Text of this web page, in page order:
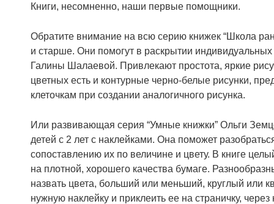
Книги, несомненно, наши первые помощники.
Обратите внимание на всю серию книжек “Школа
и старше. Они помогут в раскрытии
Галины Шалаевой. Привлекают простота, яркие
цветных есть и контурные черно-белые рисунки,
клеточкам при создании аналогичного рисунка.
Или развивающая серия “Умные книжки” Ольги
детей с 2 лет с наклейками. Она поможет
сопоставлению их по величине и цвету. В книге
на плотной, хорошего качества бумаге.
назвать цвета, больший или меньший, круглый или
нужную наклейку и приклеить ее на страничку,